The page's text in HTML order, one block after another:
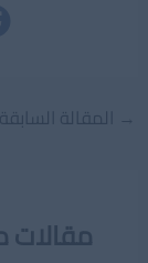
Post
→ المقالة السابقة
مقالات